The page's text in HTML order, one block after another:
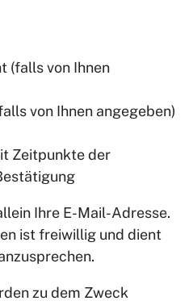
(falls von Ihnen
von Ihnen angegeben)
Zeitpunkte der
Ihre E-Mail-Adresse.
ist freiwillig und dient
zu dem Zweck